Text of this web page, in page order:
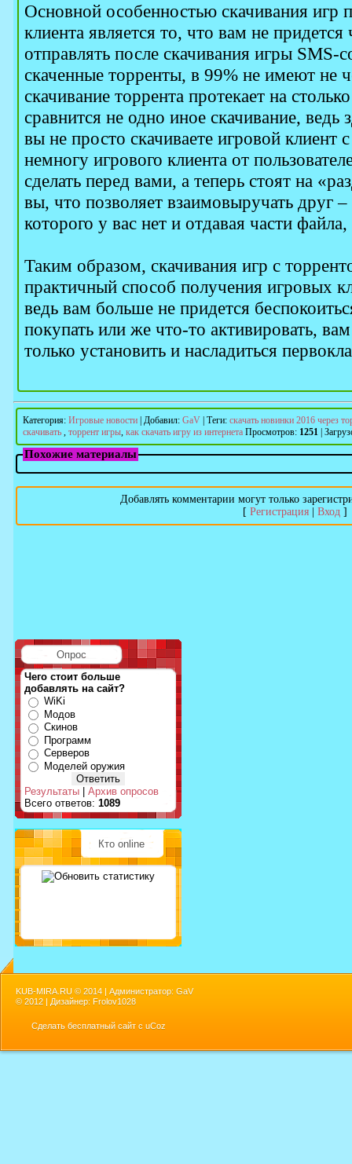
Основной особенностью скачивания игр
клиента является то, что вам не
отправлять после скачивания игры SMS-
скаченные торренты, в 99% не имеют не
скачивание торрента протекает на
сравнится не одно иное скачивание,
вы не просто скачиваете игровой клиент
немногу игрового клиента от
сделать перед вами, а теперь стоят на
вы, что позволяет взаимовыручать друг
которого у вас нет и отдавая части
Таким образом, скачивания игр с
практичный способ получения игровых
ведь вам больше не придется
покупать или же что-то активировать,
только установить и насладиться
Категория: Игровые новости Добавил: GaV Теги: скачать новинки 2016 через
скачивать , торрент игры, как скачать игру из интернета Просмотров: 1251
Похожие материалы
Добавлять комментарии могут только
[ Регистрация| Вход]
Опрос
Чего стоит больше
добавлять на сайт?
WiKi
Модов
Скинов
Программ
Серверов
Моделей оружия
Результаты
Архив опросов
Всего ответов: 1089
Кто online
KUB-MIRA.RU © 2014 | Администратор: GaV
© 2012 | Дизайнер: Frolov1028
Сделать бесплатный сайт с uCoz